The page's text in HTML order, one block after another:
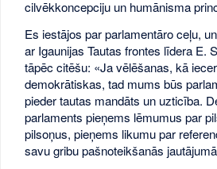
cilvēkkoncepciju un humānisma
Es iestājos par parlamentāro ceļu,
ar Igaunijas Tautas frontes līdera E.
tāpēc citēšu: «Ja vēlēšanas, kā
demokrātiskas, tad mums būs
pieder tautas mandāts un uzticība.
parlaments pieņems lēmumus par
pilsoņus, pieņems likumu par
savu gribu pašnoteikšanās